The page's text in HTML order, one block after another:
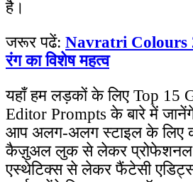
है।
जरूर पढें: Navratri Colours
रंग का विशेष महत्व
यहाँ हम लड़कों के लिए Top 15
Editor Prompts के बारे में
आप अलग-अलग स्टाइल के
कैज़ुअल लुक से लेकर प्रोफेशनल
एस्थेटिक्स से लेकर फैंटेसी